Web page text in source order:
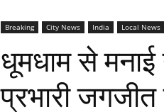
Breaking City News India Local News
धूमधाम से मनाई
प्रभारी